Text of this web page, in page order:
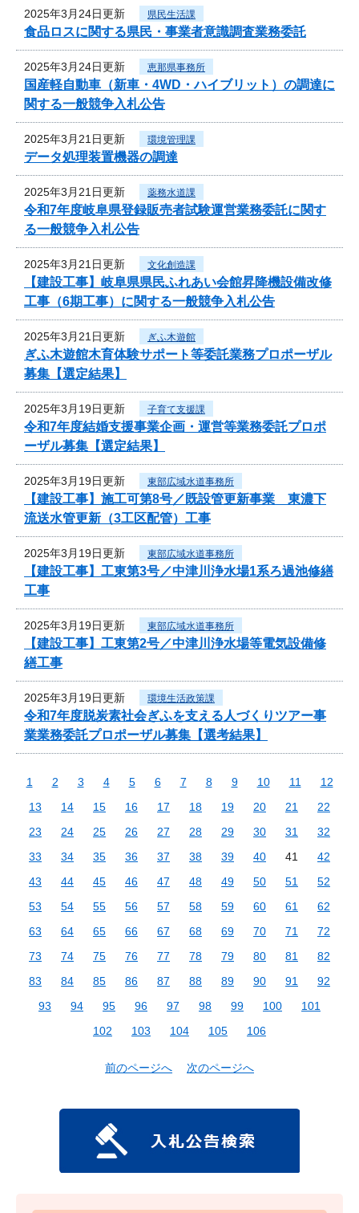
2025年3月24日更新 県民生活課
食品ロスに関する県民・事業者意識調査業務委託
2025年3月24日更新 恵那県事務所
国産軽自動車（新車・4WD・ハイブリット）の調達に
関する一般競争入札公告
2025年3月21日更新 環境管理課
データ処理装置機器の調達
2025年3月21日更新 薬務水道課
令和7年度岐阜県登録販売者試験運営業務委託に関す
る一般競争入札公告
2025年3月21日更新 文化創造課
【建設工事】岐阜県県民ふれあい会館昇降機設備改修
工事（6期工事）に関する一般競争入札公告
2025年3月21日更新 ぎふ木遊館
ぎふ木遊館木育体験サポート等委託業務プロポーザル
募集【選定結果】
2025年3月19日更新 子育て支援課
令和7年度結婚支援事業企画・運営等業務委託プロポ
ーザル募集【選定結果】
2025年3月19日更新 東部広域水道事務所
【建設工事】施工可第8号／既設管更新事業 東濃下
流送水管更新（3工区配管）工事
2025年3月19日更新 東部広域水道事務所
【建設工事】工東第3号／中津川浄水場1系ろ過池修繕
工事
2025年3月19日更新 東部広域水道事務所
【建設工事】工東第2号／中津川浄水場等電気設備修
繕工事
2025年3月19日更新 環境生活政策課
令和7年度脱炭素社会ぎふを支える人づくりツアー事
業業務委託プロポーザル募集【選考結果】
1 2 3 4 5 6 7 8 9 10 11
12
13
14 15 16 17 18 19 20 21
22
23
24 25 26 27 28 29 30 31
32
33
34 35 36 37 38 39 40 41
42
43
44 45 46 47 48 49 50 51
52
53
54 55 56 57 58 59 60 61
62
63
64 65 66 67 68 69 70 71
72
73
74 75 76 77 78 79 80 81
82
83
84 85 86 87 88 89 90 91
92
93
94 95 96 97 98 99 100
101
102
103 104 105 106
前のページへ 次のページへ